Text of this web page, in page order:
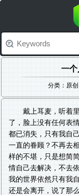
一
分类：原
戴上耳麦，听着
了，脸上没有任何表
都已消失，只有我自
一直的眷顾？不再去
样的不堪，只是想简
情自己去解决，不去
我的世界依然只有我
还是会离开，说了那